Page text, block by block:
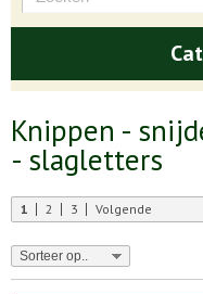
Knippen -
- slagletters
1 2 3 Volgende